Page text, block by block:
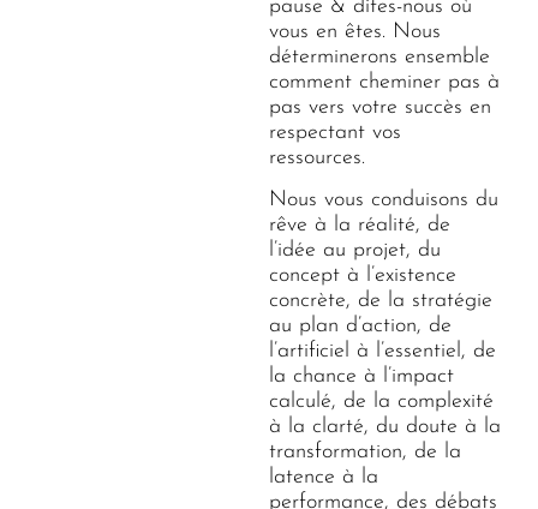
pause & dites-nous où
vous en êtes. Nous
déterminerons ensemble
comment cheminer pas à
pas vers votre succès en
respectant vos
ressources.
Nous vous conduisons du
rêve à la réalité, de
l’idée au projet, du
concept à l’existence
concrète, de la stratégie
au plan d’action, de
l’artificiel à l’essentiel, de
la chance à l’impact
calculé, de la complexité
à la clarté, du doute à la
transformation, de la
latence à la
performance, des débats